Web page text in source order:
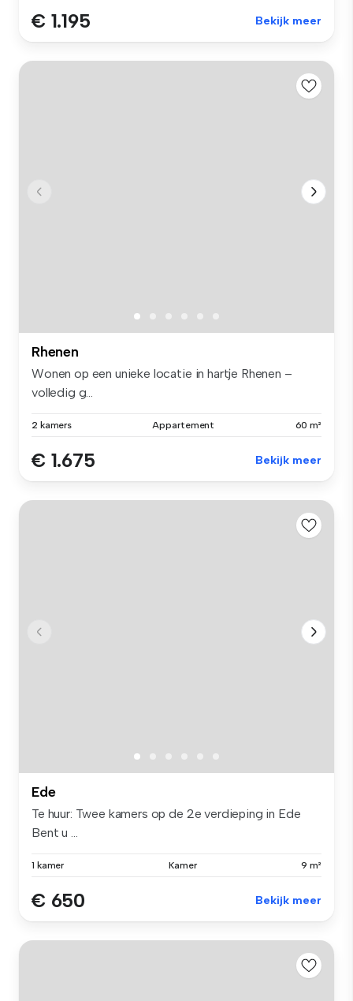
€ 1.195 Bekijk meer
Rhenen
Wonen op een unieke locatie in hartje Rhenen –
volledig g...
2 kamers Appartement 60 m²
€ 1.675 Bekijk meer
Ede
Te huur: Twee kamers op de 2e verdieping in Ede
Bent u ...
1 kamer Kamer 9 m²
€ 650 Bekijk meer